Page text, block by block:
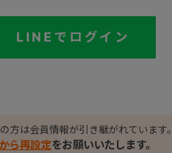
LINEでログイン
方は会員情報が引き継がれています。
ら再設定をお願いいたします。